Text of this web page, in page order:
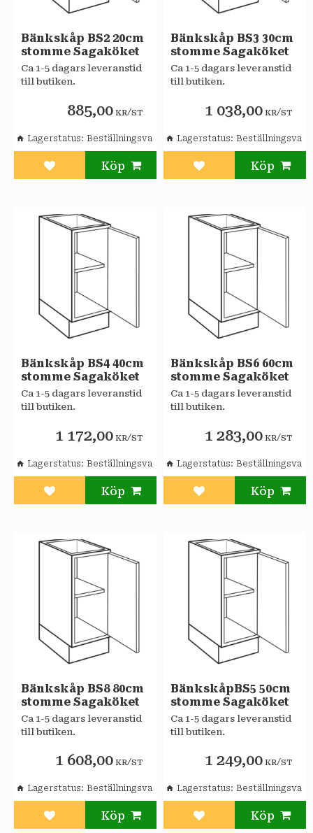
Bänkskåp BS2 20cm
stomme Sagaköket
Ca 1-5 dagars leveranstid
till butiken.
885,00 KR/ST
Lägg till i favoriter
Lagerstatus Beställningsvara
Bänkskåp BS3 30cm
stomme Sagaköket
Ca 1-5 dagars leveranstid
till butiken.
1 038,00 KR/ST
Lägg till i favoriter
Lagerstatus Beställningsvara
Bänkskåp BS4 40cm
stomme Sagaköket
Ca 1-5 dagars leveranstid
till butiken.
1 172,00 KR/ST
Lägg till i favoriter
Lagerstatus Beställningsvara
Bänkskåp BS6 60cm
stomme Sagaköket
Ca 1-5 dagars leveranstid
till butiken.
1 283,00 KR/ST
Lägg till i favoriter
Lagerstatus Beställningsvara
Bänkskåp BS8 80cm
stomme Sagaköket
Ca 1-5 dagars leveranstid
till butiken.
1 608,00 KR/ST
Lägg till i favoriter
Lagerstatus Beställningsvara
BänkskåpBS5 50cm
stomme Sagaköket
Ca 1-5 dagars leveranstid
till butiken.
1 249,00 KR/ST
Lägg till i favoriter
Lagerstatus Beställningsvara